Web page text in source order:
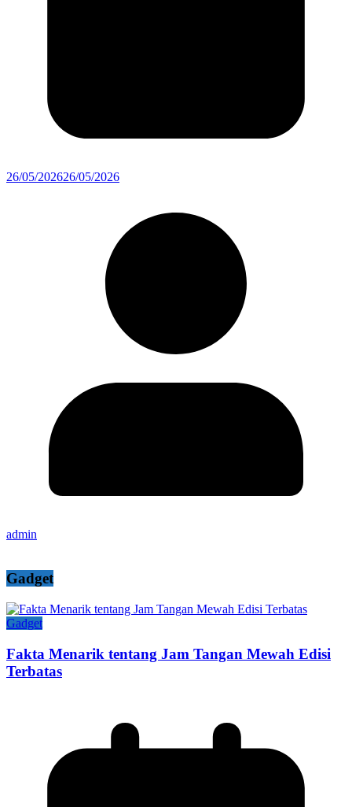
26/05/202626/05/2026
admin
Gadget
Gadget
Fakta Menarik tentang Jam Tangan Mewah Edisi
Terbatas